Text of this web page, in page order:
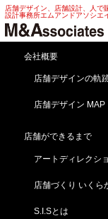
店舗デザイン、店舗設計、人で
設計事務所エムアンドアソシエ
会社概要
店舗デザインの軌
店舗デザイン MAP
店舗ができるまで
アートディレクシ
店舗づくり いくら
S.I.Sとは
進行中
フェ 引
した・・
HOME ブログ
ブロ